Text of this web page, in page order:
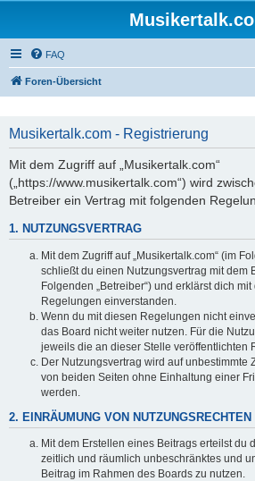
FAQ
Foren-Übersicht
Musikertalk.com - Registrierung
Mit dem Zugriff auf „Musikertalk.com“
(„https://www.musikertalk.com“) wird
Betreiber ein Vertrag mit folgenden
1. NUTZUNGSVERTRAG
Mit dem Zugriff auf „Musikertalk.com“ (im
schließt du einen Nutzungsvertrag mit dem
Folgenden „Betreiber“) und erklärst dich
Regelungen einverstanden.
Wenn du mit diesen Regelungen nicht
das Board nicht weiter nutzen. Für die
jeweils die an dieser Stelle veröffentlichten
Der Nutzungsvertrag wird auf unbestimmte
von beiden Seiten ohne Einhaltung einer
werden.
2. EINRÄUMUNG VON NUTZUNGSRECHTEN
Mit dem Erstellen eines Beitrags erteilst du
zeitlich und räumlich unbeschränktes und
Beitrag im Rahmen des Boards zu nutzen.